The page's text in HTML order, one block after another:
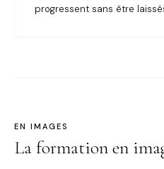
progressent sans être
EN IMAGES
La formation en